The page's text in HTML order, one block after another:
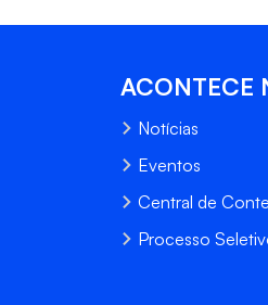
ACONTECE
Notícias
Eventos
Central de
Processo